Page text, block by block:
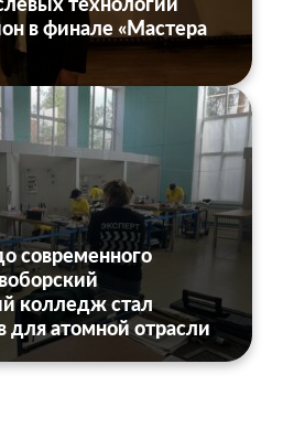
в финале «Мастера
современного
колледж стал
для атомной отрасли